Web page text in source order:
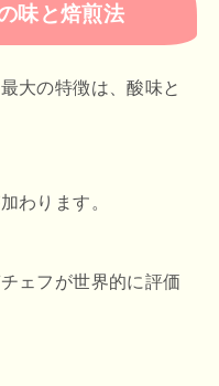
味と焙煎法
大の特徴は、酸味と
わります。
ェフが世界的に評価